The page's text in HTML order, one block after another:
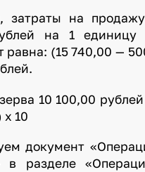
затраты на
на 1 единицу
равна: (15 740,00 —
10 100,00
х 10
документ
в разделе